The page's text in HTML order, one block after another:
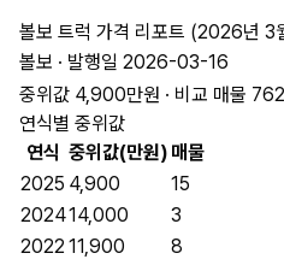
볼보 트럭 가격 리포트 (2026년 3
볼보 · 발행일 2026-03-16
중위값 4,900만원 · 비교 매물
연식별 중위값
연식 중위값(만원) 매물
2025 4,900
15
202414,000
3
2022 11,900
8